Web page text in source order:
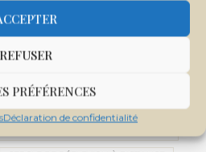
REFUSER
PRÉFÉRENCES
Déclaration de confidentialité
ARTIFICIELLE
DE CONFÉRENCES DE BAMAKO
MALI